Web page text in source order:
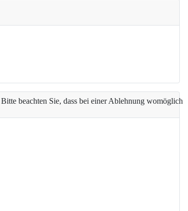
beachten Sie, dass bei einer Ablehnung womöglich